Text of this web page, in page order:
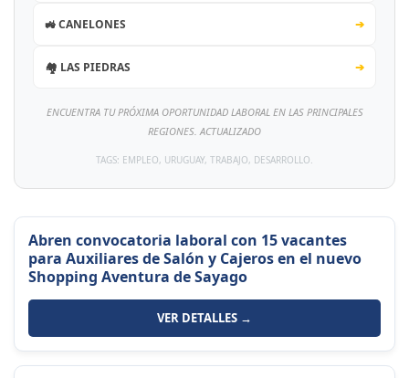
🚜 CANELONES ➔
🏘️ LAS PIEDRAS ➔
ENCUENTRA TU PRÓXIMA OPORTUNIDAD LABORAL EN LAS PRINCIPALES
REGIONES. ACTUALIZADO
TAGS: EMPLEO, URUGUAY, TRABAJO, DESARROLLO.
Abren convocatoria laboral con 15 vacantes
para Auxiliares de Salón y Cajeros en el nuevo
Shopping Aventura de Sayago
VER DETALLES →